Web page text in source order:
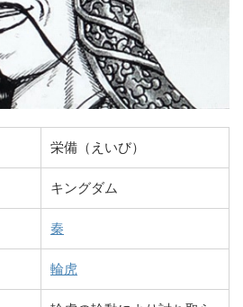
栄備（えいび）
キングダム
秦
輪虎